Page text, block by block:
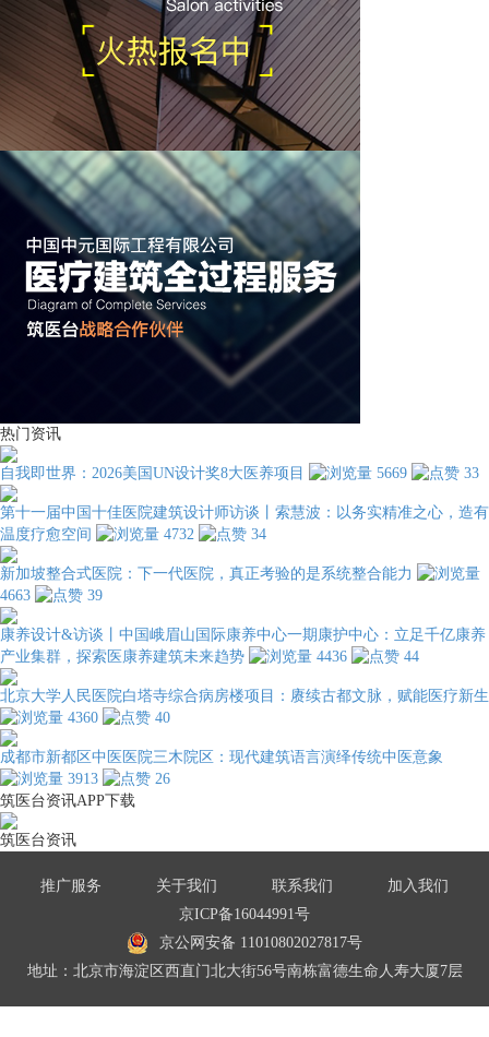
热门资讯
自我即世界：2026美国UN设计奖8大医养项目 5669 33
第十一届中国十佳医院建筑设计师访谈丨索慧波：以务实精准之心，造有
温度疗愈空间
4732 34
新加坡整合式医院：下一代医院，真正考验的是系统整合能力
4663
39
康养设计&访谈丨中国峨眉山国际康养中心一期康护中心：立足千亿康养
产业集群，探索医康养建筑未来趋势
4436 44
北京大学人民医院白塔寺综合病房楼项目：赓续古都文脉，赋能医疗新生
4360
40
成都市新都区中医医院三木院区：现代建筑语言演绎传统中医意象
3913
26
筑医台资讯APP下载
筑医台资讯
推广服务 关于我们 联系我们
加入我们
京ICP备16044991号
京公网安备 11010802027817号
地址：北京市海淀区西直门北大街56号南栋富德生命人寿大厦7层